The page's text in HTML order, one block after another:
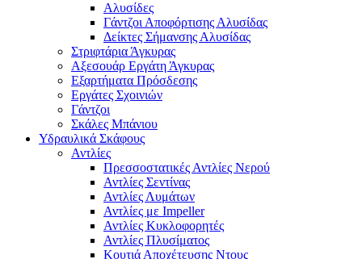
Αλυσίδες
Γάντζοι Αποφόρτισης Αλυσίδας
Δείκτες Σήμανσης Αλυσίδας
Στριφτάρια Άγκυρας
Αξεσουάρ Εργάτη Άγκυρας
Εξαρτήματα Πρόσδεσης
Εργάτες Σχοινιών
Γάντζοι
Σκάλες Μπάνιου
Υδραυλικά Σκάφους
Αντλίες
Πρεσσοστατικές Αντλίες Νερού
Αντλίες Σεντίνας
Αντλίες Λυμάτων
Αντλίες με Impeller
Αντλίες Κυκλοφορητές
Αντλίες Πλυσίματος
Κουτιά Αποχέτευσης Ντους